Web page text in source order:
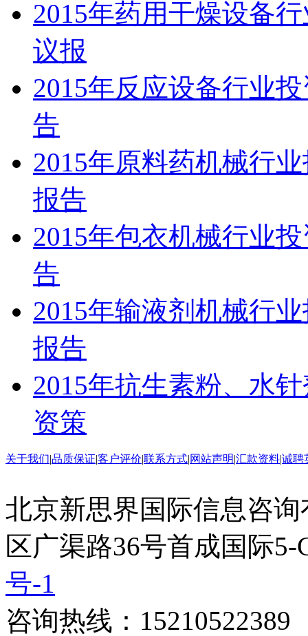
2015年药用干燥设备
议报
2015年反应设备行业
告
2015年原料药机械行
报告
2015年包衣机械行业
告
2015年输液剂机械行
报告
2015年抗生素粉、水
资策
关于我们|品质保证|客户评价|联系方式|网站声明|汇款资料|诚聘
北京新思界国际信息咨
区广渠路36号首成国际
号-1
咨询热线：